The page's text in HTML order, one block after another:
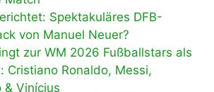
Spektakuläres DFB-
von Manuel Neuer?
zur WM 2026 Fußballstars als
Cristiano Ronaldo, Messi,
& Vinícius